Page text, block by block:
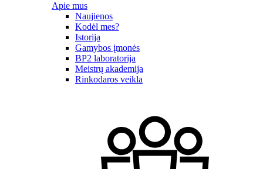
Apie mus
Naujienos
Kodėl mes?
Istorija
Gamybos įmonės
BP2 laboratorija
Meistrų akademija
Rinkodaros veikla